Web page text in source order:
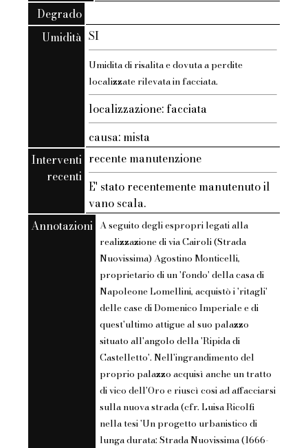
Degrado
Umidità SI
Umidita di risalita e dovuta a perdite
localizzate rilevata in facciata.
localizzazione: facciata
causa: mista
Interventi
recenti
recente manutenzione
E' stato recentemente manutenuto il
vano scala.
Annotazioni A seguito degli espropri legati alla
realizzazione di via Cairoli (Strada
Nuovissima) Agostino Monticelli,
proprietario di un 'fondo' della casa di
Napoleone Lomellini, acquistò i 'ritagli'
delle case di Domenico Imperiale e di
quest'ultimo attigue al suo palazzo
situato all'angolo della 'Ripida di
Castelletto'. Nell'ingrandimento del
proprio palazzo acquisì anche un tratto
di vico dell'Oro e riuscì cosi ad affacciarsi
sulla nuova strada (cfr. Luisa Ricolfi
nella tesi 'Un progetto urbanistico di
lunga durata: Strada Nuovissima (1666-